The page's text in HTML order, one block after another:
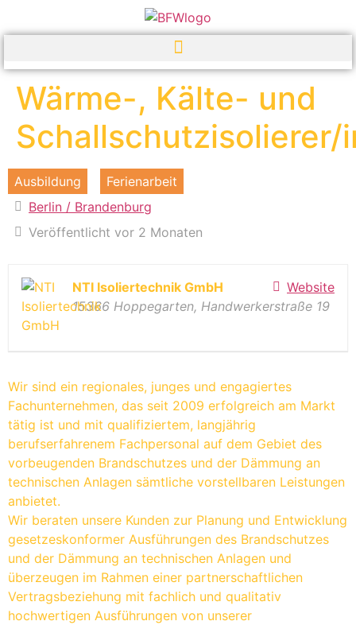
Wärme-, Kälte- und
Schallschutzisolierer/
Ausbildung
Ferienarbeit
Berlin / Brandenburg
Veröffentlicht vor 2 Monaten
Website
NTI Isoliertechnik GmbH
15366 Hoppegarten, Handwerkerstraße 19
Wir sind ein regionales, junges und engagiertes
Fachunternehmen, das seit 2009 erfolgreich am Markt
tätig ist und mit qualifiziertem, langjährig
berufserfahrenem Fachpersonal auf dem Gebiet des
vorbeugenden Brandschutzes und der Dämmung an
technischen Anlagen sämtliche vorstellbaren Leistungen
anbietet.
Wir beraten unsere Kunden zur Planung und Entwicklung
gesetzeskonformer Ausführungen des Brandschutzes
und der Dämmung an technischen Anlagen und
überzeugen im Rahmen einer partnerschaftlichen
Vertragsbeziehung mit fachlich und qualitativ
hochwertigen Ausführungen von unserer